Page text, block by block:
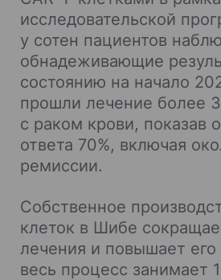
исследовательской
у сотен пациентов
обнадеживающие
состоянию на начало
прошли лечение более
с раком крови, показав
ответа 70%, включая
ремиссии.
Собственное
клеток в Шибе
лечения и повышает его
весь процесс занимает